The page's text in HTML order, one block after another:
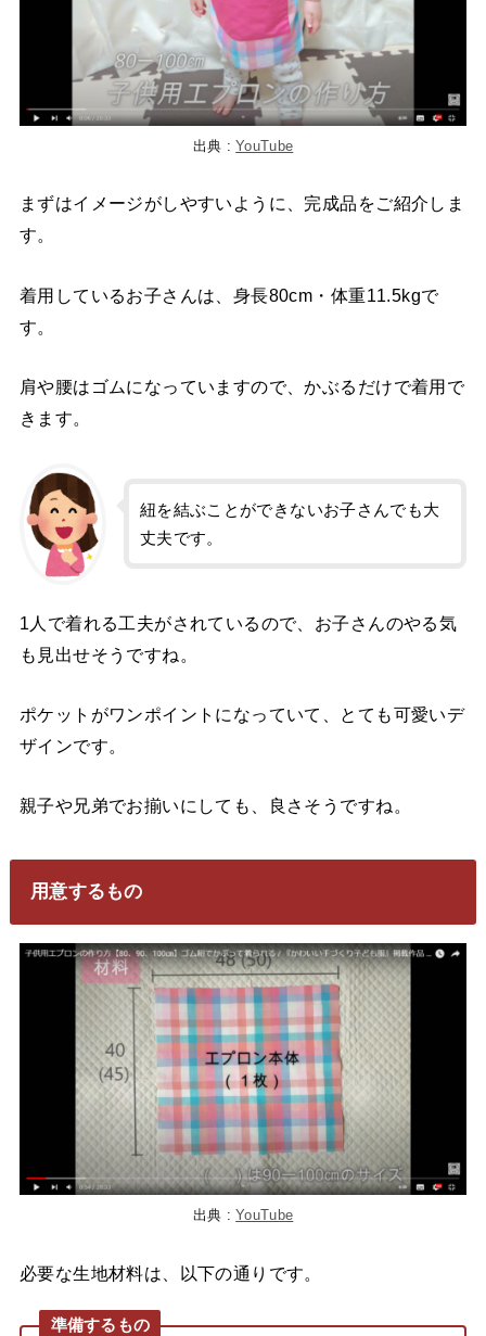
出典 :YouTube
まずはイメージがしやすいように、完成品をご紹介しま
す。
着用しているお子さんは、身長80cm・体重11.5kgで
す。
肩や腰はゴムになっていますので、かぶるだけで着用で
きます。
紐を結ぶことができないお子さんでも大
丈夫です。
1人で着れる工夫がされているので、お子さんのやる気
も見出せそうですね。
ポケットがワンポイントになっていて、とても可愛いデ
ザインです。
親子や兄弟でお揃いにしても、良さそうですね。
用意するもの
出典 :YouTube
必要な生地材料は、以下の通りです。
準備するもの